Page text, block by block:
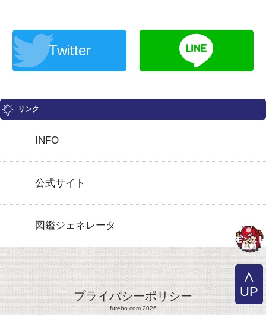
Twitter
リンク
INFO
公式サイト
図鑑ジェネレータ
プライバシーポリシー
furebo.com 2026
UP